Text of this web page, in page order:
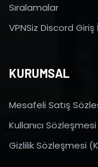
Sıralamalar
VPNSiz Discord Giriş
KURUMSAL
Mesafeli Satış
Kullanıcı Sözleşmesi
Gizlilik Sözleşmesi